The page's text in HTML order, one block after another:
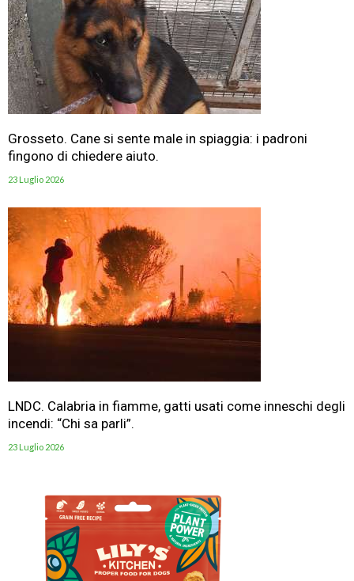
Grosseto. Cane si sente male in spiaggia: i padroni
fingono di chiedere aiuto.
23 Luglio 2026
LNDC. Calabria in fiamme, gatti usati come inneschi degli
incendi: “Chi sa parli”.
23 Luglio 2026